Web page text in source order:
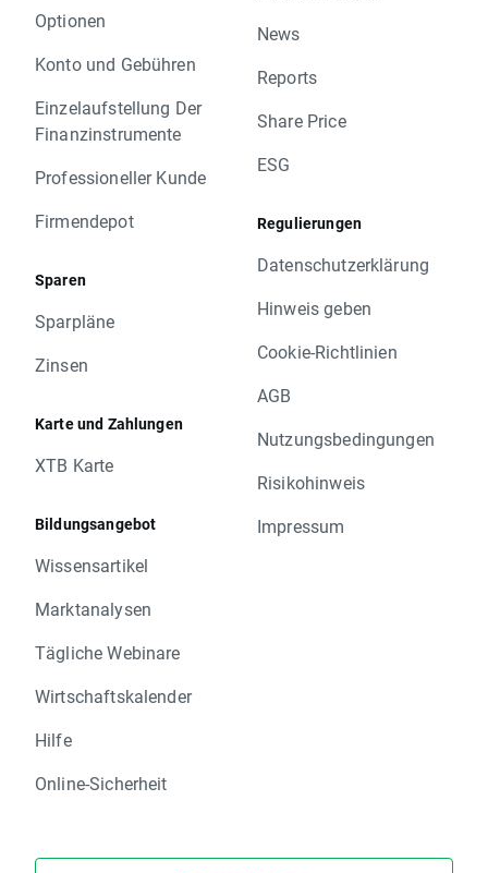
Optionen
Konto und Gebühren
Einzelaufstellung Der
Finanzinstrumente
Professioneller Kunde
Firmendepot
Sparen
Sparpläne
Zinsen
Karte und Zahlungen
XTB Karte
Bildungsangebot
Wissensartikel
Marktanalysen
Tägliche Webinare
Wirtschaftskalender
Hilfe
Online-Sicherheit
News
Reports
Share Price
ESG
Regulierungen
Datenschutzerklärung
Hinweis geben
Cookie-Richtlinien
AGB
Nutzungsbedingungen
Risikohinweis
Impressum